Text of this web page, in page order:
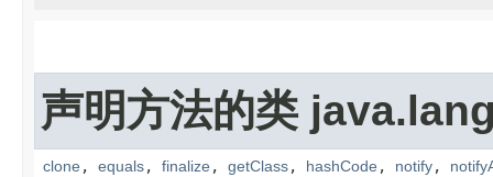
声明方法的类
clone , equals, finalize , getClass, hashCode , notify,